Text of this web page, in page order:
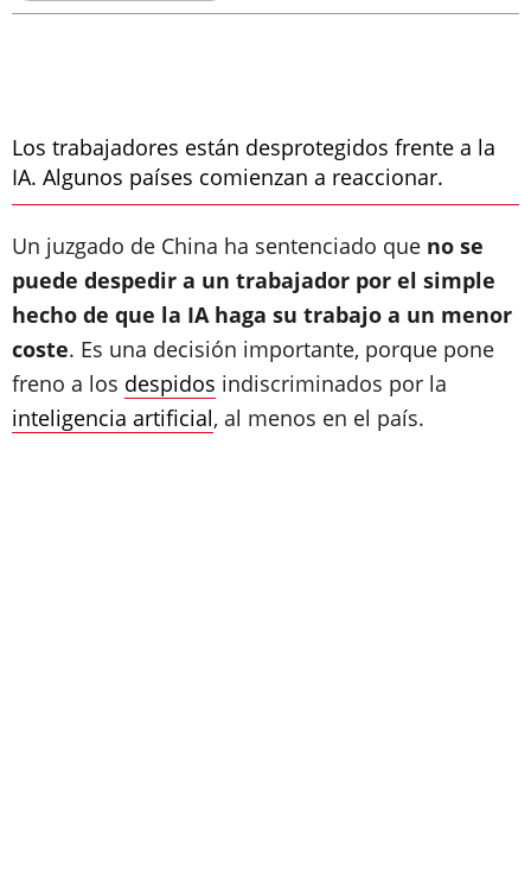
Los trabajadores están desprotegidos frente a la
IA. Algunos países comienzan a reaccionar.
Un juzgado de China ha sentenciado que no se
puede despedir a un trabajador por el simple
hecho de que la IA haga su trabajo a un menor
coste. Es una decisión importante, porque pone
freno a los despidos indiscriminados por la
inteligencia artificial, al menos en el país.